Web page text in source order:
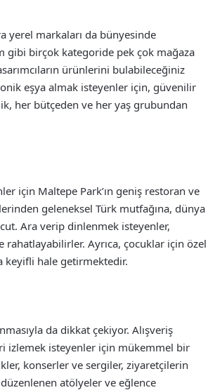
yerel markaları da bünyesinde
gibi birçok kategoride pek çok mağaza
ürünlerini bulabileceğiniz
eşya almak isteyenler için, güvenilir
her bütçeden ve her yaş grubundan
için Maltepe Park’ın geniş restoran ve
geleneksel Türk mutfağına, dünya
Ara verip dinlenmek isteyenler,
Ayrıca, çocuklar için özel
keyifli hale getirmektedir.
da dikkat çekiyor. Alışveriş
izlemek isteyenler için mükemmel bir
konserler ve sergiler, ziyaretçilerin
atölyeler ve eğlence